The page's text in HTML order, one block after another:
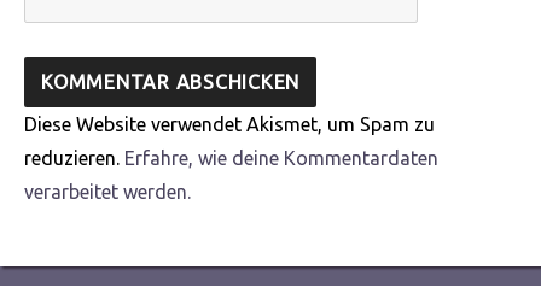
Diese Website verwendet Akismet, um Spam zu
reduzieren. Erfahre, wie deine Kommentardaten
verarbeitet werden.